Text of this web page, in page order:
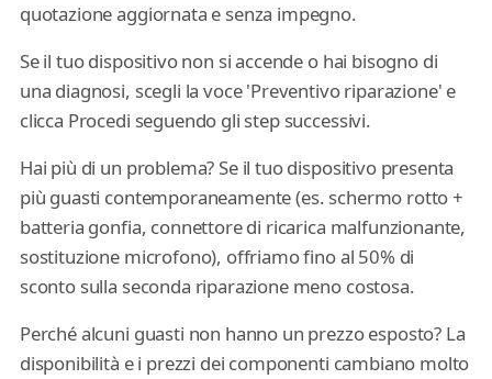
quotazione aggiornata e senza impegno.
Se il tuo dispositivo non si accende o hai bisogno di
una diagnosi, scegli la voce 'Preventivo riparazione' e
clicca Procedi seguendo gli step successivi.
Hai più di un problema? Se il tuo dispositivo presenta
più guasti contemporaneamente (es. schermo rotto +
batteria gonfia, connettore di ricarica malfunzionante,
sostituzione microfono), offriamo fino al 50% di
sconto sulla seconda riparazione meno costosa.
Perché alcuni guasti non hanno un prezzo esposto? La
disponibilità e i prezzi dei componenti cambiano molto